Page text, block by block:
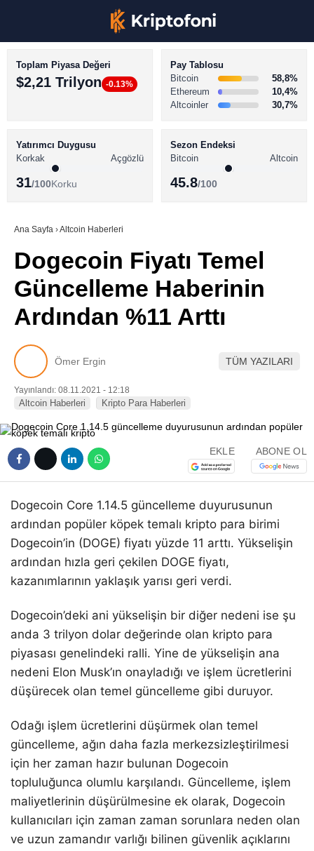
Youtube
TikTok
BİTCOİN HABERLERİ
ALTCOİN HABERLERİ
SÖZLÜK
Toplam Piyasa Değeri
$2,21 Trilyon -0.13%
Pay Tablosu
Bitcoin
58,8%
Ethereum
10,4%
Altcoinler
30,7%
Yatırımcı Duygusu
Korkak
Açgözlü
31/100Korku
Sezon Endeksi
Bitcoin
Altcoin
45.8/100
Ana Sayfa ›Altcoin Haberleri
Dogecoin Fiyatı Temel
Güncelleme Haberinin
Ardından %11 Arttı
Ömer Ergin TÜM YAZILARI
Yayınlandı: 08.11.2021 - 12:18
Altcoin Haberleri Kripto Para Haberleri
EKLE ABONE OL
Dogecoin Core 1.14.5 güncelleme duyurusunun
ardından popüler köpek temalı kripto para birimi
Dogecoin’in (DOGE) fiyatı yüzde 11 arttı. Yükselişin
ardından hızla geri çekilen DOGE fiyatı,
kazanımlarının yaklaşık yarısı geri verdi.
Dogecoin’deki ani yükselişin bir diğer nedeni ise şu
anda 3 trilyon dolar değerinde olan kripto para
piyasası genelindeki ralli. Yine de yükselişin ana
nedeni Elon Musk’ın onayladığı ve işlem ücretlerini
düşürecek olan temel güncelleme gibi duruyor.
Odağı işlem ücretlerini düşürmek olan temel
güncelleme, ağın daha fazla merkezsizleştirilmesi
için her zaman hazır bulunan Dogecoin
topluluğunca olumlu karşılandı. Güncelleme, işlem
maliyetlerinin düşürülmesine ek olarak, Dogecoin
kullanıcıları için zaman zaman sorunlara neden olan
ve uzun zamandır varlığı bilinen güvenlik açıklarını